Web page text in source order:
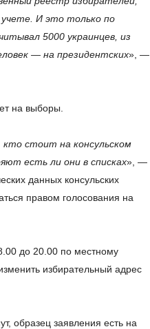
учете. И это только по
5000 украинцев, из
— на президентских», —
на выборы.
стоит на консульском
есть ли они в списках», —
данных консульских
правом голосования на
до 20.00 по местному
избирательный адрес
образец заявления есть на